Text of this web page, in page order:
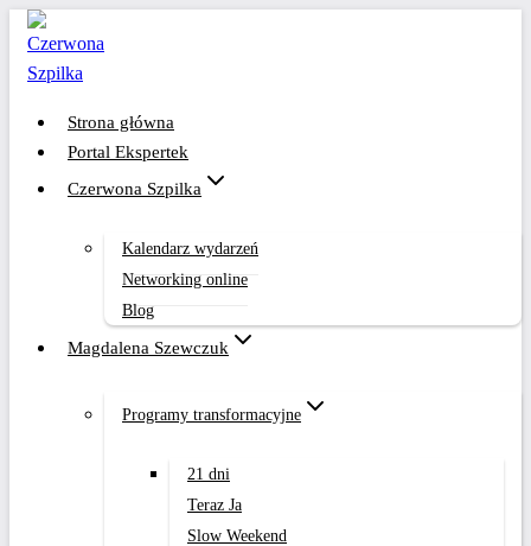
Przejdź
treści
Strona główna
Portal Ekspertek
Czerwona Szpilka
Kalendarz wydarzeń
Networking online
Blog
Magdalena Szewczuk
Programy transformacyjne
21 dni
Teraz Ja
Slow Weekend